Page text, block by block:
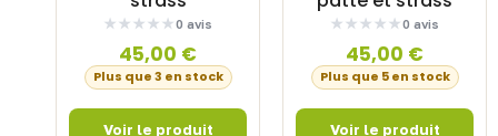
0 avis
45,00 €
Plus que 3 en stock
0 avis
45,00 €
Plus que 5 en stock